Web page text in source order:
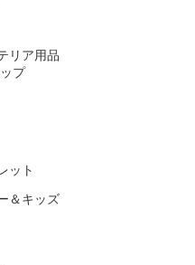
リア用品
プ
ット
＆キッズ